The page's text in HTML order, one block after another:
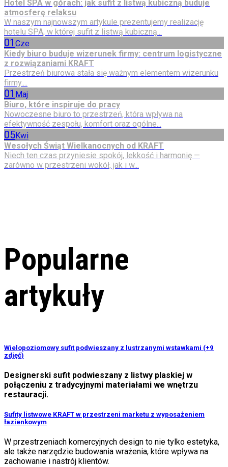
Hotel SPA w górach: jak sufit z listwą kubiczną buduje
atmosferę relaksu
W naszym najnowszym artykule prezentujemy realizację
hotelu SPA, w której sufit z listwą kubiczną...
01 Cze
Kiedy biuro buduje wizerunek firmy: centrum logistyczne
z rozwiązaniami KRAFT
Przestrzeń biurowa stała się ważnym elementem wizerunku
firmy....
01 Maj
Biuro, które inspiruje do pracy
Nowoczesne biuro to przestrzeń, która wpływa na
efektywność zespołu, komfort oraz ogólne...
05Kwi
Wesołych Świąt Wielkanocnych od KRAFT
Niech ten czas przyniesie spokój, lekkość i harmonię —
zarówno w przestrzeni wokół, jak i w...
Popularne
artykuły
Wielopoziomowy sufit podwieszany z lustrzanymi wstawkami (+9
zdjęć)
Designerski sufit podwieszany z listwy plaskiej w
połączeniu z tradycyjnymi materiałami we wnętrzu
restauracji.
Sufity listwowe KRAFT w przestrzeni marketu z wyposażeniem
łazienkowym
W przestrzeniach komercyjnych design to nie tylko estetyka,
ale także narzędzie budowania wrażenia, które wpływa na
zachowanie i nastrój klientów.